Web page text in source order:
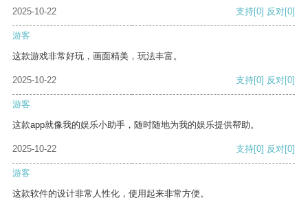
2025-10-22
支持[0] 反对[0]
游客
这款游戏非常好玩，画面精美，玩法丰富。
2025-10-22 支持[0] 反对[0]
游客
这款app就像我的娱乐小助手，随时随地为我的娱乐提供帮助。
2025-10-22 支持[0] 反对[0]
游客
这款软件的设计非常人性化，使用起来非常方便。